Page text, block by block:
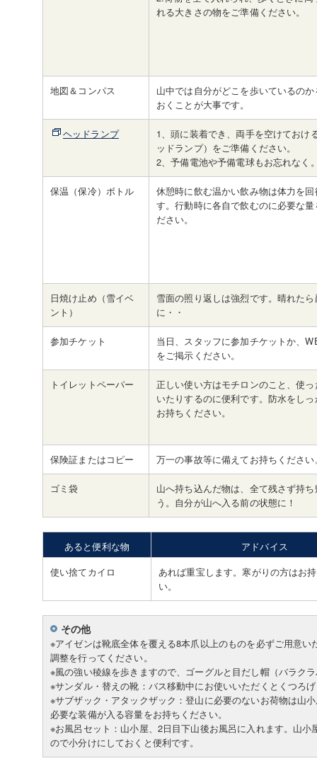
れる大きさの物をご準備ください。
地図＆コンパス
山中では自分がどこを歩いているの
おくことが大事です。
ヘッドランプ
1、頭に装着でき、両手を空けておけ
ッドランプ）をご準備ください。
2、予備電池や予備電球もお忘れなく
保温（保冷）ボトル
休憩時に飲む温かい飲み物は体力を
す。行動時に各自で飲むのに必要な
ださい。
日焼け止め（雪イベ
ント）
雪面の照り返しは強烈です。晴れた
に・・
参加チケット
当日、スタッフに参加チケットか、
をご掲示ください。
トイレットペーパー
正しい使い方はモチロンのこと、使
いたりするのに便利です。防水をし
お持ちください。
保険証またはコピー 万一の事故等に備えてお持ちください
ゴミ袋
山へ持ち込んだ物は、全て残さず持
う。自分が山へ入る前の状態に！
あると便利な物
アドバイス
使い捨てカイロ
あれば重宝します。寒がりの方はお
い。
その他
※アイゼンは靴底全体を覆える8本爪以上のものを必ずご用意
調整を行ってください。
※風の強い稜線を歩きますので、ゴーグルと目だし帽（バラク
※サンダル・替えの靴：バス移動中にお使いいただくとくつろ
※サブザック・アタックザック：登山に必要のないお荷物は山
必要な装備が入る容量をお持ちください。
※お風呂セット：山小屋、2日目下山後お風呂に入れます。山
ので小分けにしておくと便利です。